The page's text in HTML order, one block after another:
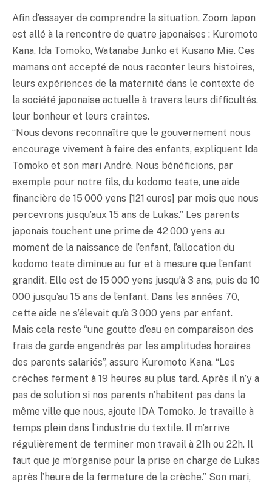
Afin d’essayer de comprendre la situation, Zoom Japon
est allé à la rencontre de quatre japonaises : Kuromoto
Kana, Ida Tomoko, Watanabe Junko et Kusano Mie. Ces
mamans ont accepté de nous raconter leurs histoires,
leurs expériences de la maternité dans le contexte de
la société japonaise actuelle à travers leurs difficultés,
leur bonheur et leurs craintes.
“Nous devons reconnaître que le gouvernement nous
encourage vivement à faire des enfants, expliquent Ida
Tomoko et son mari André. Nous bénéficions, par
exemple pour notre fils, du kodomo teate, une aide
financière de 15 000 yens [121 euros] par mois que nous
percevrons jusqu’aux 15 ans de Lukas.” Les parents
japonais touchent une prime de 42 000 yens au
moment de la naissance de l’enfant, l’allocation du
kodomo teate diminue au fur et à mesure que l’enfant
grandit. Elle est de 15 000 yens jusqu’à 3 ans, puis de 10
000 jusqu’au 15 ans de l’enfant. Dans les années 70,
cette aide ne s’élevait qu’à 3 000 yens par enfant.
Mais cela reste “une goutte d’eau en comparaison des
frais de garde engendrés par les amplitudes horaires
des parents salariés”, assure Kuromoto Kana. “Les
crèches ferment à 19 heures au plus tard. Après il n’y a
pas de solution si nos parents n’habitent pas dans la
même ville que nous, ajoute IDA Tomoko. Je travaille à
temps plein dans l’industrie du textile. Il m’arrive
régulièrement de terminer mon travail à 21h ou 22h. Il
faut que je m’organise pour la prise en charge de Lukas
après l’heure de la fermeture de la crèche.” Son mari,